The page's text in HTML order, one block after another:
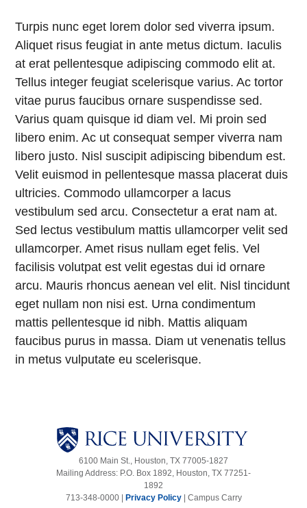
Turpis nunc eget lorem dolor sed viverra ipsum.
Aliquet risus feugiat in ante metus dictum. Iaculis
at erat pellentesque adipiscing commodo elit at.
Tellus integer feugiat scelerisque varius. Ac tortor
vitae purus faucibus ornare suspendisse sed.
Varius quam quisque id diam vel. Mi proin sed
libero enim. Ac ut consequat semper viverra nam
libero justo. Nisl suscipit adipiscing bibendum est.
Velit euismod in pellentesque massa placerat duis
ultricies. Commodo ullamcorper a lacus
vestibulum sed arcu. Consectetur a erat nam at.
Sed lectus vestibulum mattis ullamcorper velit sed
ullamcorper. Amet risus nullam eget felis. Vel
facilisis volutpat est velit egestas dui id ornare
arcu. Mauris rhoncus aenean vel elit. Nisl tincidunt
eget nullam non nisi est. Urna condimentum
mattis pellentesque id nibh. Mattis aliquam
faucibus purus in massa. Diam ut venenatis tellus
in metus vulputate eu scelerisque.
6100 Main St., Houston, TX 77005-1827
Mailing Address: P.O. Box 1892, Houston, TX 77251-
1892
713-348-0000 |
Privacy Policy| Campus Carry